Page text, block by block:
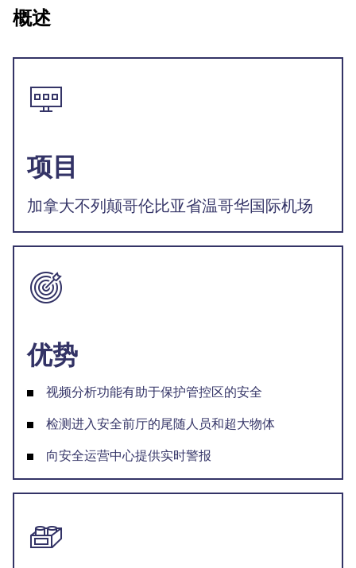
概述
项目
加拿大不列颠哥伦比亚省温哥华国际机场
优势
视频分析功能有助于保护管控区的安全
检测进入安全前厅的尾随人员和超大物体
向安全运营中心提供实时警报